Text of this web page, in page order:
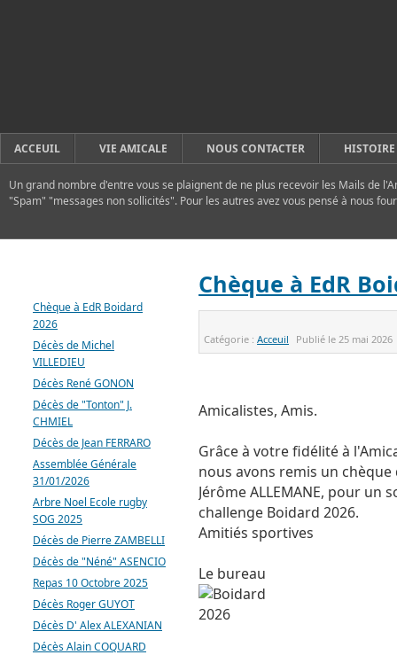
ACCEUIL VIE AMICALE NOUS CONTACTER
Un grand nombre d'entre vous se plaignent de ne plus recevoir les Mails de
"Spam" "messages non sollicités". Pour les autres avez vous pensé à nous
Chèque à EdR
Catégorie :Acceuil Publié le25 mai 2026
Amicalistes, Amis.
Grâce à votre fidélité à
nous avons remis un chèque
Jérôme ALLEMANE, pour un
challenge Boidard 2026.
Amitiés sportives
Le bureau
Chèque à EdR Boidard
2026
Décès de Michel
VILLEDIEU
Décès René GONON
Décès de "Tonton" J.
CHMIEL
Décès de Jean FERRARO
Assemblée Générale
31/01/2026
Arbre Noel Ecole rugby
SOG 2025
Décès de Pierre ZAMBELLI
Décès de "Néné" ASENCIO
Repas 10 Octobre 2025
Décès Roger GUYOT
Décès D' Alex ALEXANIAN
Décès Alain COQUARD